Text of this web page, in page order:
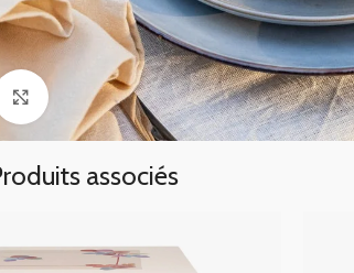
Click to enlarge
associés